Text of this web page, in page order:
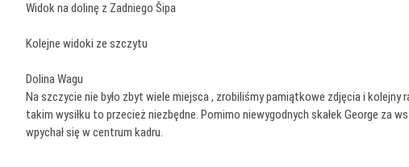
Widok na dolinę z Zadniego Šipa
Kolejne widoki ze szczytu
Dolina Wagu
Na szczycie nie było zbyt wiele miejsca , zrobiliśmy pamiątkowe zdjęcia i kolejny
takim wysiłku to przecież niezbędne. Pomimo niewygodnych skałek George za
wpychał się w centrum kadru.